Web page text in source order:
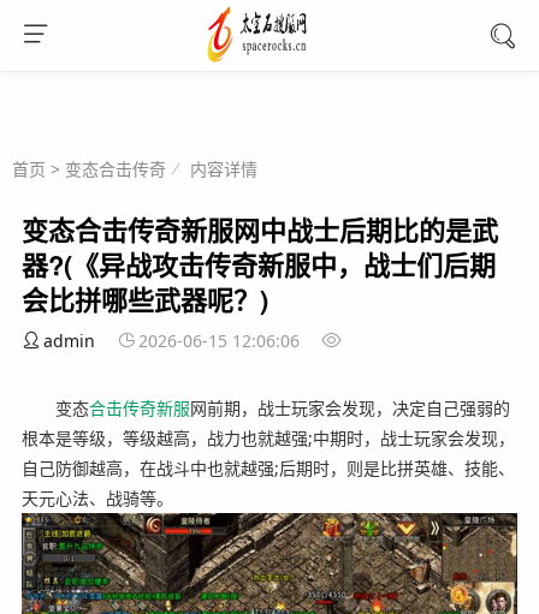
首页 > 变态合击传奇 内容详情
变态合击传奇新服网中战士后期比的是武
器?(《异战攻击传奇新服中，战士们后期
会比拼哪些武器呢？)
admin 2026-06-15 12:06:06
变态合击传奇新服网前期，战士玩家会发现，决定自己强弱的
根本是等级，等级越高，战力也就越强;中期时，战士玩家会发现，
自己防御越高，在战斗中也就越强;后期时，则是比拼英雄、技能、
天元心法、战骑等。